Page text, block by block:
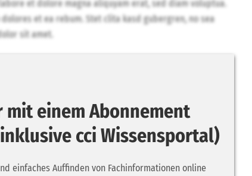
et dolore magna aliquyam erat, sed diam voluptua.
et ea rebum. Stet clita kasd gubergren, no sea
sit amet.
mit einem Abonnement
cci Wissensportal)
einfaches Auffinden von Fachinformationen online